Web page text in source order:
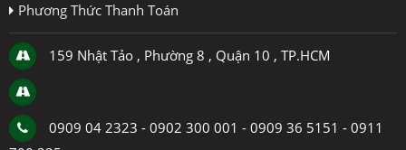
Phương Thức Thanh Toán
159 Nhật Tảo , Phường 8 , Quận 10 , TP.HCM
0909 04 2323 - 0902 300 001 - 0909 36 5151 - 0911